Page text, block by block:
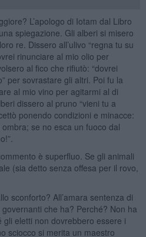
L’apologo di Iotam dal Libro
spiegazione. Gli alberi si misero
re. Dissero all’ulivo “regna tu su
rinunciare al mio olio per
al fico che rifiutò: “dovrei
per sovrastare gli altri. Poi fu la
al mio vino per agitarmi al di
dissero al pruno “vieni tu a
ponendo condizioni e minacce:
se no esca un fuoco dal
è superfluo. Se gli animali
(sia detto senza offesa per il rovo,
sconforto? All’amara sentenza di
che ha? Perché? Non ha
eletti non dovrebbero essere i
sciocco si merita un maestro